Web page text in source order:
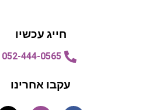
חייג עכשיו
052-444-0565
עקבו אחרינו